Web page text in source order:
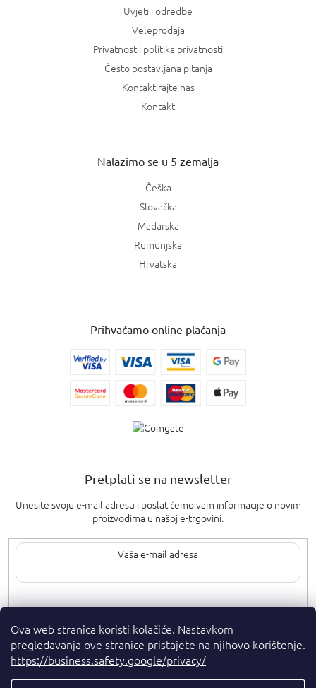
Ova web stranica koristi kolačiće. Nastavkom
pregledavanja ove stranice pristajete na njihovo korištenje.
https://business.safety.google/privacy/
Uvjeti i odredbe
Veleprodaja
Privatnost i politika privatnosti
Često postavljana pitanja
Kontaktirajte nas
Kontakt
Nalazimo se u 5 zemalja
Češka
Slovačka
Mađarska
Rumunjska
Hrvatska
Prihvaćamo online plaćanja
Pretplati se na newsletter
Unesite svoju e-mail adresu i poslat ćemo vam informacije o novim
proizvodima u našoj e-trgovini.
Upisom svoje e-pošte pristajete nauvjete privatnosti.